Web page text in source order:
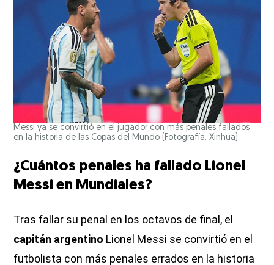
Messi ya se convirtió en el jugador con más penales fallados
en la historia de las Copas del Mundo (Fotografía. Xinhua)
¿Cuántos penales ha fallado Lionel
Messi en Mundiales?
Tras fallar su penal en los octavos de final, el
capitán argentino Lionel Messi se convirtió en el
futbolista con más penales errados en la historia